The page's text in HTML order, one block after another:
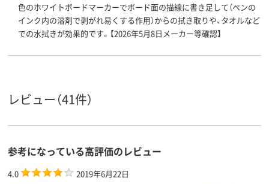
色のホワイトボードマーカーでボード面の描線に書き足して（ペンの
インク内の溶剤で剥がれ易くする作用）からの拭き取りや、タオルなど
での水拭きが効果的です。【2026年5月8日メーカー等確認】
レビュー（41件）
参考になっている高評価のレビュー
4.0
2019年6月22日